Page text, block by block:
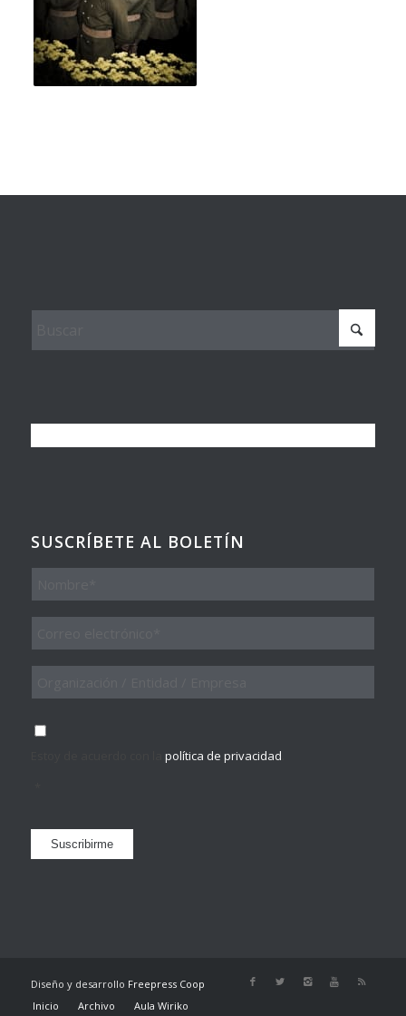
SUSCRÍBETE AL BOLETÍN
Nombre
Entidad
Empresa
Consentimiento
política de privacidad
Suscribirme
Diseño y desarrollo Freepress Coop
Inicio
Archivo Aula Wiriko